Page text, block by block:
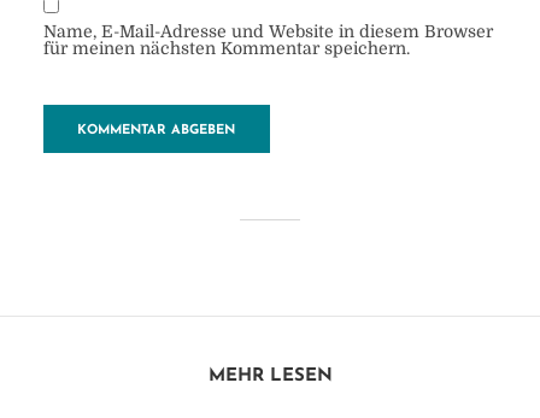
26. September 2017
Name, E-Mail-Adresse und Website in diesem Browser
für meinen nächsten Kommentar speichern.
MEHR LESEN